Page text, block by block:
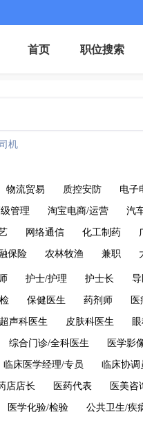
首页 职位搜索
机
物流贸易 质控安防 电子
管理 淘宝电商/运营 汽
网络通信 化工制药
保险 农林牧渔 兼职
护士/护理 护士长 导
保健医生 药剂师
超声科医生 皮肤科医生
综合门诊/全科医生 医学影
临床医学经理/专员 临床协调
店店长 医药代表 医美咨
医学化验/检验 公共卫生/疾